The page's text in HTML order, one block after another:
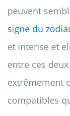
peuvent
signe du
et intense et
entre ces
extrêmement
compatibles